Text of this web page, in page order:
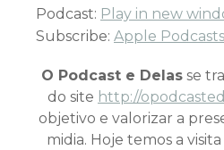
Podcast: Play in new
Subscribe: Apple Podcasts
O Podcast e Delasse
do site http://
objetivo e valorizar a
midia. Hoje temos a